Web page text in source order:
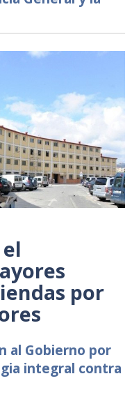
por
al Gobierno por
integral contra